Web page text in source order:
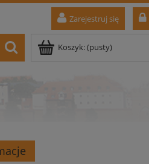
Zarejestruj się
Koszyk:(pusty)